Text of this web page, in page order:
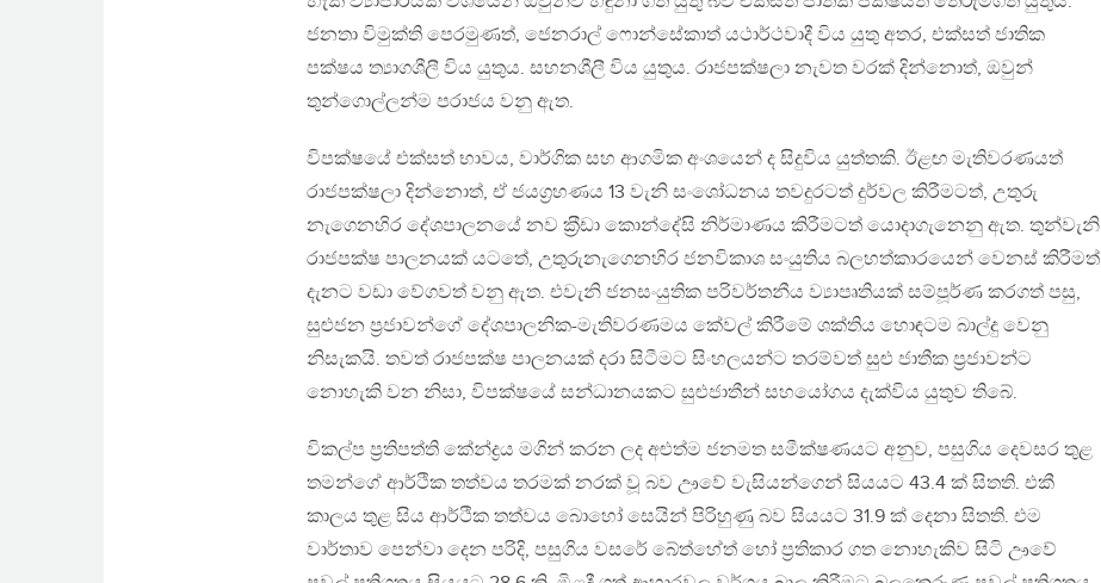
ජනතා විමුක්ති පෙරමුණත්, ජෙනරාල් ෆොන්සේකාත් යථාර්ථවාදී විය යුතු අතර, එක්සත් ජාතික
පක්ෂය ත්‍යාගශීලී විය යුතුය. සහනශීලී විය යුතුය. රාජපක්ෂලා නැවත වරක් දින්නොත්, ඔවුන්
තුන්ගොල්ලන්ම පරාජය වනු ඇත.
විපක්ෂයේ එක්සත් භාවය, වාර්ගික සහ ආගමික අංශයෙන් ද සිදුවිය යුත්තකි. ඊළඟ මැතිවරණයත්
රාජපක්ෂලා දින්නොත්, ඒ ජයග‍්‍රහණය 13 වැනි සංශෝධනය තවදුරටත් දුර්වල කිරීමටත්, උතුරු
නැගෙනහිර දේශපාලනයේ නව ක‍්‍රීඩා කොන්දේසි නිර්මාණය කිරීමටත් යොදාගැනෙනු ඇත. තුන්වැනි
රාජපක්ෂ පාලනයක් යටතේ, උතුරුනැගෙනහිර ජනවිකාශ සංයුතිය බලහත්කාරයෙන් වෙනස් කිරීමත්
දැනට වඩා වේගවත් වනු ඇත. එවැනි ජනසංයුතික පරිවර්තනීය ව්‍යාපෘතියක් සම්පූර්ණ කරගත් පසු,
සුළුජන ප‍්‍රජාවන්ගේ දේශපාලනික-මැතිවරණමය කේවල් කිරීමේ ශක්තිය හොඳටම බාල්දු වෙනු
නිසැකයි. තවත් රාජපක්ෂ පාලනයක් දරා සිටීමට සිංහලයන්ට තරම්වත් සුළු ජාතීක ප‍්‍රජාවන්ට
නොහැකි වන නිසා, විපක්ෂයේ සන්ධානයකට සුළුජාතීන් සහයෝගය දැක්විය යුතුව තිබේ.
විකල්ප ප‍්‍රතිපත්ති කේන්ද්‍රය මගින් කරන ලද අළුත්ම ජනමත සමීක්ෂණයට අනුව, පසුගිය දෙවසර තුළ
තමන්ගේ ආර්ථික තත්වය තරමක් නරක් වූ බව ඌවේ වැසියන්ගෙන් සියයට 43.4 ක් සිතති. එකී
කාලය තුළ සිය ආර්ථික තත්වය බොහෝ සෙයින් පිරිහුණු බව සියයට 31.9 ක් දෙනා සිතති. එම
වාර්තාව පෙන්වා දෙන පරිදි, පසුගිය වසරේ බේත්හේත් හෝ ප‍්‍රතිකාර ගත නොහැකිව සිටි ඌවේ